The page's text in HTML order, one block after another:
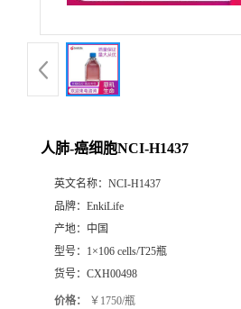
人肺-癌细胞NCI-H1437
英文名称： NCI-H1437
品牌： EnkiLife
产地： 中国
型号： 1×106 cells/T25瓶
货号： CXH00498
价格： ￥1750/瓶